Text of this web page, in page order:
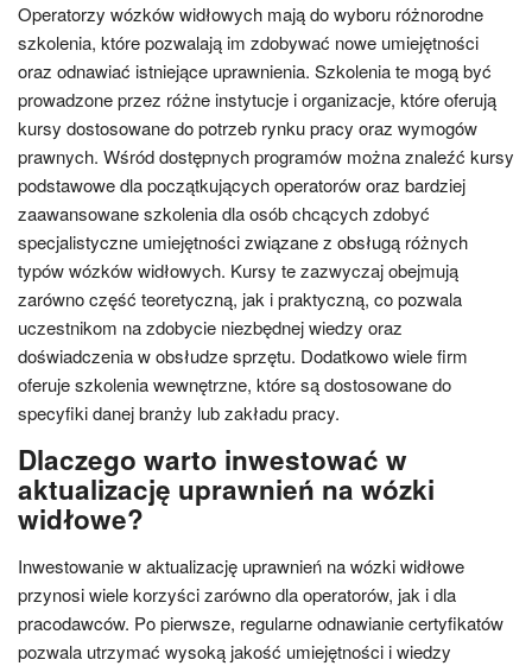
Operatorzy wózków widłowych mają do wyboru różnorodne
szkolenia, które pozwalają im zdobywać nowe umiejętności
oraz odnawiać istniejące uprawnienia. Szkolenia te mogą być
prowadzone przez różne instytucje i organizacje, które oferują
kursy dostosowane do potrzeb rynku pracy oraz wymogów
prawnych. Wśród dostępnych programów można znaleźć kursy
podstawowe dla początkujących operatorów oraz bardziej
zaawansowane szkolenia dla osób chcących zdobyć
specjalistyczne umiejętności związane z obsługą różnych
typów wózków widłowych. Kursy te zazwyczaj obejmują
zarówno część teoretyczną, jak i praktyczną, co pozwala
uczestnikom na zdobycie niezbędnej wiedzy oraz
doświadczenia w obsłudze sprzętu. Dodatkowo wiele firm
oferuje szkolenia wewnętrzne, które są dostosowane do
specyfiki danej branży lub zakładu pracy.
Dlaczego warto inwestować w
aktualizację uprawnień na wózki
widłowe?
Inwestowanie w aktualizację uprawnień na wózki widłowe
przynosi wiele korzyści zarówno dla operatorów, jak i dla
pracodawców. Po pierwsze, regularne odnawianie certyfikatów
pozwala utrzymać wysoką jakość umiejętności i wiedzy